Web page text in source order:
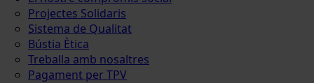
Projectes Solidaris
Sistema de Qualitat
Bústia Ètica
Treballa amb nosaltres
Pagament per TPV